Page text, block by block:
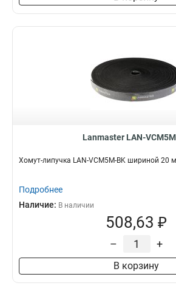
Lanmaster LAN-
Хомут-липучка LAN-VCM5M-BK шириной 20
Подробнее
Наличие: В наличии
508,63 ₽
– +
В корзину